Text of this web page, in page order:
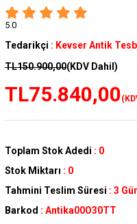
5.0
Tedarikçi : Kevser Antik
TL150.900,00(KDV Dahil)
TL75.840,00
Toplam Stok Adedi : 0
Stok Miktarı : 0
Tahmini Teslim Süresi : 3
Barkod : Antika00O30TT